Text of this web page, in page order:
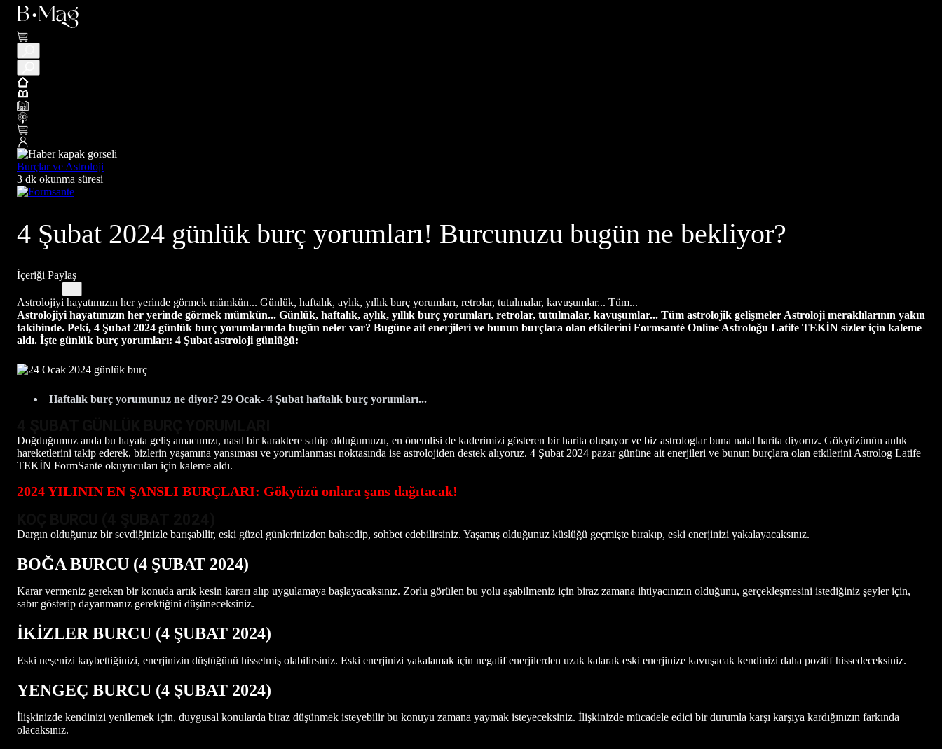
Burçlar ve Astroloji
3 dk okunma süresi
4 Şubat 2024 günlük burç yorumları! Burcunuzu bugün ne bekliyor?
İçeriği Paylaş
Astrolojiyi hayatımızın her yerinde görmek mümkün... Günlük, haftalık, aylık, yıllık burç yorumları, retrolar, tutulmalar, kavuşumlar... Tüm...
Astrolojiyi hayatımızın her yerinde görmek mümkün... Günlük, haftalık, aylık, yıllık burç yorumları, retrolar, tutulmalar, kavuşumlar... Tüm astrolojik gelişmeler Astroloji meraklılarının yakın
takibinde. Peki, 4 Şubat 2024 günlük burç yorumlarında bugün neler var? Bugüne ait enerjileri ve bunun burçlara olan etkilerini Formsanté Online Astroloğu Latife TEKİN sizler için kaleme
aldı. İşte günlük burç yorumları: 4 Şubat astroloji günlüğü:
Haftalık burç yorumunuz ne diyor? 29 Ocak- 4 Şubat haftalık burç yorumları...
Doğduğumuz anda bu hayata geliş amacımızı, nasıl bir karaktere sahip olduğumuzu, en önemlisi de kaderimizi gösteren bir harita oluşuyor ve biz astrologlar buna natal harita diyoruz. Gökyüzünün anlık
hareketlerini takip ederek, bizlerin yaşamına yansıması ve yorumlanması noktasında ise astrolojiden destek alıyoruz. 4 Şubat 2024 pazar gününe ait enerjileri ve bunun burçlara olan etkilerini Astrolog Latife
TEKİN FormSante okuyucuları için kaleme aldı.
2024 YILININ EN ŞANSLI BURÇLARI: Gökyüzü onlara şans dağıtacak!
Dargın olduğunuz bir sevdiğinizle barışabilir, eski güzel günlerinizden bahsedip, sohbet edebilirsiniz. Yaşamış olduğunuz küslüğü geçmişte bırakıp, eski enerjinizi yakalayacaksınız.
BOĞA BURCU (4 ŞUBAT 2024)
Karar vermeniz gereken bir konuda artık kesin kararı alıp uygulamaya başlayacaksınız. Zorlu görülen bu yolu aşabilmeniz için biraz zamana ihtiyacınızın olduğunu, gerçekleşmesini istediğiniz şeyler için,
sabır gösterip dayanmanız gerektiğini düşüneceksiniz.
İKİZLER BURCU (4 ŞUBAT 2024)
Eski neşenizi kaybettiğinizi, enerjinizin düştüğünü hissetmiş olabilirsiniz. Eski enerjinizi yakalamak için negatif enerjilerden uzak kalarak eski enerjinize kavuşacak kendinizi daha pozitif hissedeceksiniz.
YENGEÇ BURCU (4 ŞUBAT 2024)
İlişkinizde kendinizi yenilemek için, duygusal konularda biraz düşünmek isteyebilir bu konuyu zamana yaymak isteyeceksiniz. İlişkinizde mücadele edici bir durumla karşı karşıya kardığınızın farkında
olacaksınız.